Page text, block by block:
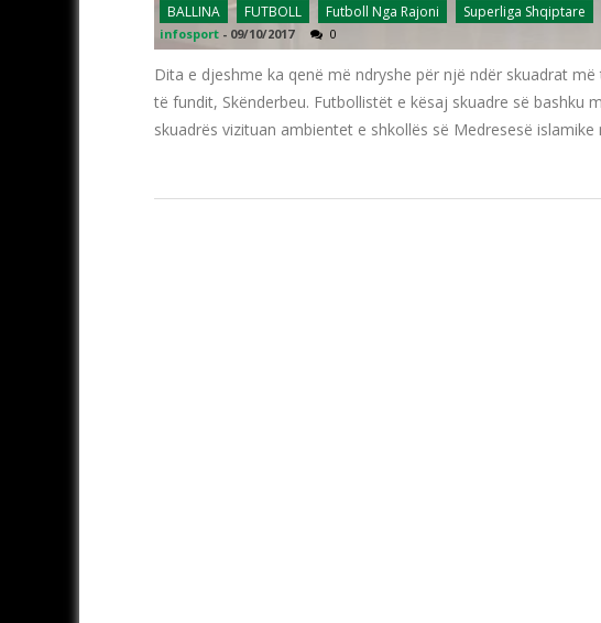
BALLINA FUTBOLL Futboll Nga Rajoni Superliga Shqiptare
infosport - 09/10/2017 0
Dita e djeshme ka qenë më ndryshe për një ndër skuadrat
të fundit, Skënderbeu. Futbollistët e kësaj skuadre së
skuadrës vizituan ambientet e shkollës së Medresesë islamike